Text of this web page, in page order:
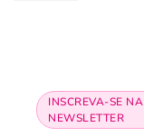
INSCREVA-SE NA
NEWSLETTER